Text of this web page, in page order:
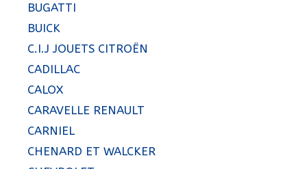
BUGATTI
BUICK
C.I.J JOUETS CITROËN
CADILLAC
CALOX
CARAVELLE RENAULT
CARNIEL
CHENARD ET WALCKER